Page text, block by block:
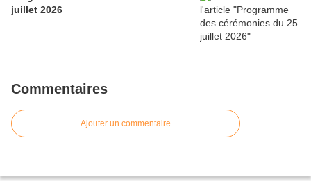
juillet 2026
Commentaires
Ajouter un commentaire